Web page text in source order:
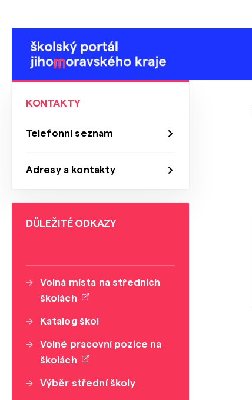
KONTAKTY
Telefonní seznam
Adresy a kontakty
DŮLEŽITÉ ODKAZY
Volná místa na středních
školách
Katalog škol
Volné pracovní pozice na
školách
Výběr střední školy